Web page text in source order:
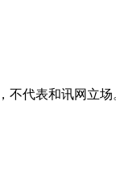
不代表和讯网立